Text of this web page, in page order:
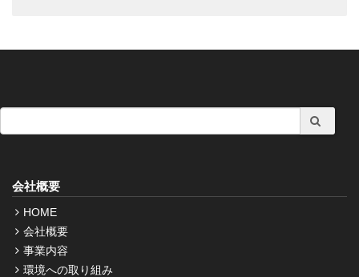
会社概要
HOME
会社概要
事業内容
環境への取り組み